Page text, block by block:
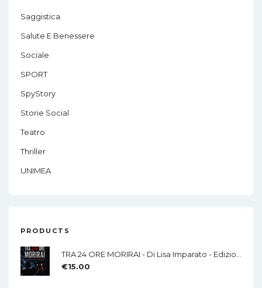
Saggistica
Salute E Benessere
Sociale
SPORT
SpyStory
Storie Social
Teatro
Thriller
UNIMEA
PRODUCTS
€15.00